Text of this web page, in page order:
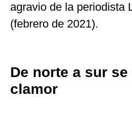
agravio de la periodista
(febrero de 2021).
De norte a sur se
clamor